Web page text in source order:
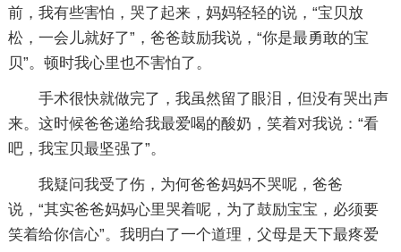
前，我有些害怕，哭了起来，妈妈轻轻的说，“宝贝放
松，一会儿就好了”，爸爸鼓励我说，“你是最勇敢的宝
贝”。顿时我心里也不害怕了。
手术很快就做完了，我虽然留了眼泪，但没有哭出声
来。这时候爸爸递给我最爱喝的酸奶，笑着对我说：“看
吧，我宝贝最坚强了”。
我疑问我受了伤，为何爸爸妈妈不哭呢，爸爸
说，“其实爸爸妈妈心里哭着呢，为了鼓励宝宝，必须要
笑着给你信心”。我明白了一个道理，父母是天下最疼爱